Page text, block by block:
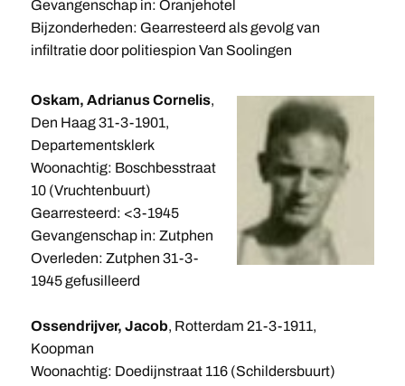
Gevangenschap in: Oranjehotel
Bijzonderheden: Gearresteerd als gevolg van
infiltratie door politiespion Van Soolingen
Oskam, Adrianus Cornelis,
Den Haag 31-3-1901,
Departementsklerk
Woonachtig: Boschbesstraat
10 (Vruchtenbuurt)
Gearresteerd: <3-1945
Gevangenschap in: Zutphen
Overleden: Zutphen 31-3-
1945 gefusilleerd
Ossendrijver, Jacob, Rotterdam 21-3-1911,
Koopman
Woonachtig: Doedijnstraat 116 (Schildersbuurt)